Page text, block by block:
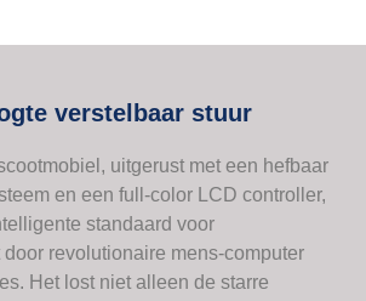
verstelbaar stuur
uitgerust met een hefbaar
en een full-color LCD controller,
standaard voor
revolutionaire mens-computer
Het lost niet alleen de starre